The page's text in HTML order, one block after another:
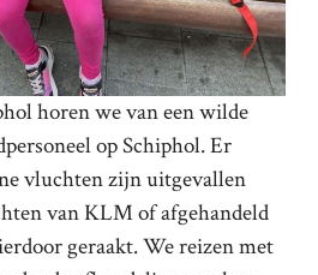
horen we van een wilde
op Schiphol. Er
vluchten zijn uitgevallen
van KLM of afgehandeld
geraakt. We reizen met